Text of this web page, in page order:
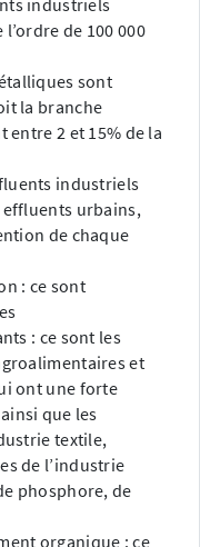
industriels
de 100 000
sont
la branche
2 et 15% de la
industriels
effluents urbains,
de chaque
: ce sont
: ce sont les
et
ont une forte
que les
textile,
de l’industrie
phosphore, de
organique : ce